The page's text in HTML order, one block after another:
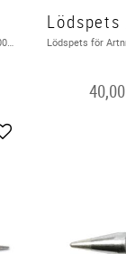
Lödspets för Artnr : 3D-0300 ( Bild i texten )
Add to favorites
40,00